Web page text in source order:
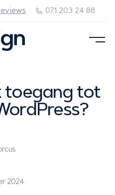
071 203 24 88
toegang tot
2024